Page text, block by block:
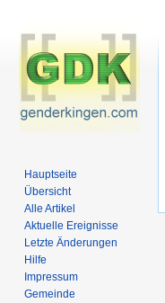
Hauptseite
Übersicht
Alle Artikel
Aktuelle Ereignisse
Letzte Änderungen
Hilfe
Impressum
Gemeinde